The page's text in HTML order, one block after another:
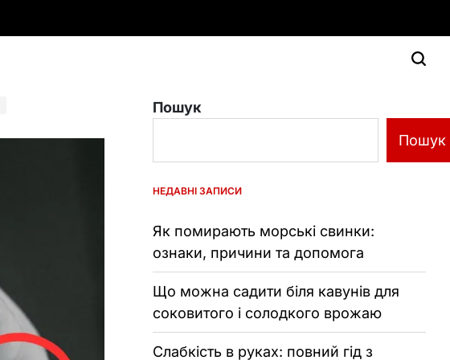
Пошук
Пошук
НЕДАВНІ ЗАПИСИ
Як помирають морські свинки:
ознаки, причини та допомога
Що можна садити біля кавунів для
соковитого і солодкого врожаю
Слабкість в руках: повний гід з